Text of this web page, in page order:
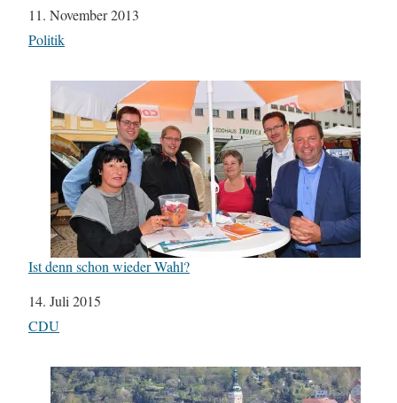
Datum
11. November 2013
In Bezug auf
Politik
Ist denn schon wieder Wahl?
Datum
14. Juli 2015
In Bezug auf
CDU